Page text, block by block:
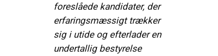
foreslåede kandidater, der
erfaringsmæssigt trækker
sig i utide og efterlader en
undertallig bestyrelse